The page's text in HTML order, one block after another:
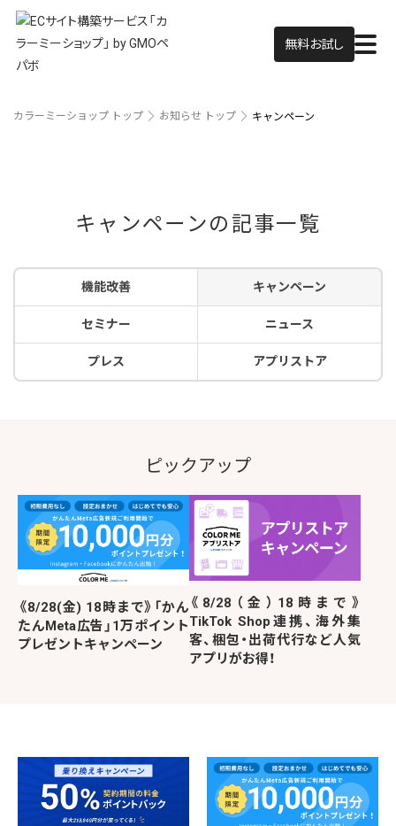
無料お試し
カラーミーショップ トップ お知らせ トップ キャンペーン
キャンペーンの記事一覧
機能改善 キャンペーン
セミナー ニュース
プレス アプリストア
ピックアップ
《8/28(金) 18時まで》「かん
たんMeta広告」1万ポイント
プレゼントキャンペーン
《8/28（金）18時まで》
TikTok Shop連携、海外集
客、梱包・出荷代行など人気
アプリがお得！